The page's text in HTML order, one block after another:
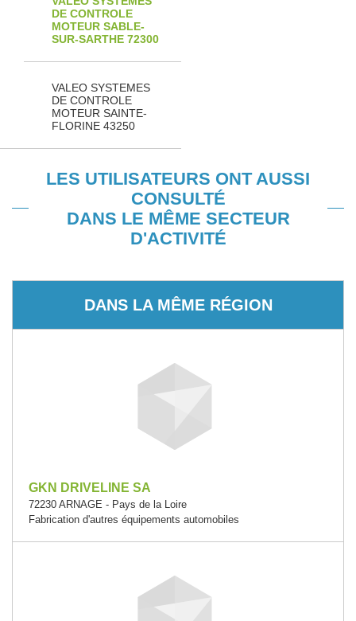
DE CONTROLE
MOTEUR SABLE-
SUR-SARTHE 72300
VALEO SYSTEMES
DE CONTROLE
MOTEUR SAINTE-
FLORINE 43250
LES UTILISATEURS ONT AUSSI
CONSULTÉ
DANS LE MÊME SECTEUR
D'ACTIVITÉ
DANS LA MÊME RÉGION
GKN DRIVELINE SA
72230 ARNAGE - Pays de la Loire
Fabrication d'autres équipements automobiles